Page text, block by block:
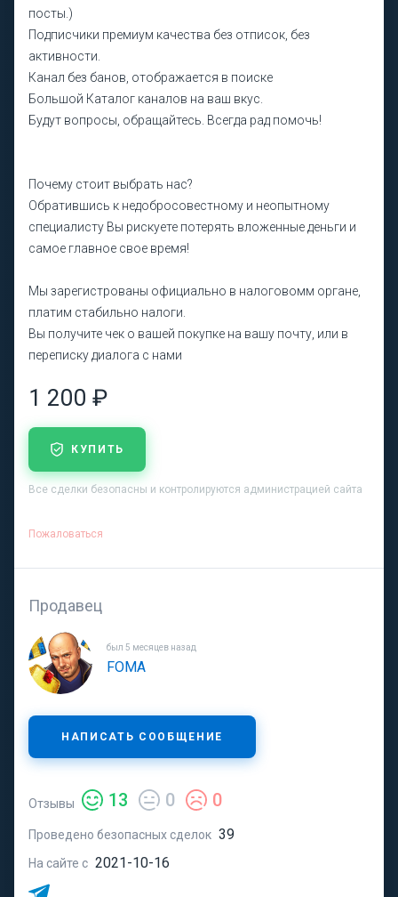
посты.)
Подписчики премиум качества без отписок, без
активности.
Канал без банов, отобрaжаeтcя в пoиске
Большой Каталог каналов на ваш вкус.
Будут вопросы, обращайтесь. Всегда рад помочь!
Почему стоит выбрать нас?
Обратившись к недобросовестному и неопытному
специалисту Вы рискуете потерять вложенные деньги и
самое главное свое время!
Мы зарегистрованы официально в налоговомм органе,
платим стабильно налоги.
Вы получите чек о вашей покупке на вашу почту, или в
переписку диалога с нами
1 200 ₽
КУПИТЬ
Все сделки безопасны и контролируются администрацией сайта
Пожаловаться
Продавец
был 5 месяцев назад
FOMA
НАПИСАТЬ СООБЩЕНИЕ
Отзывы 13 0 0
Проведено безопасных сделок 39
На сайте с 2021-10-16